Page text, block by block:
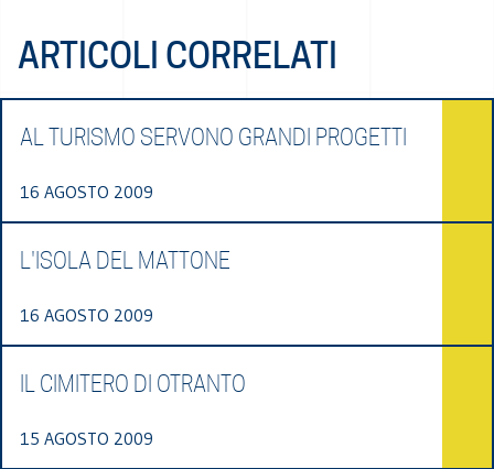
ARTICOLI CORRELATI
AL TURISMO SERVONO GRANDI PROGETTI
16 AGOSTO 2009
L'ISOLA DEL MATTONE
16 AGOSTO 2009
IL CIMITERO DI OTRANTO
15 AGOSTO 2009